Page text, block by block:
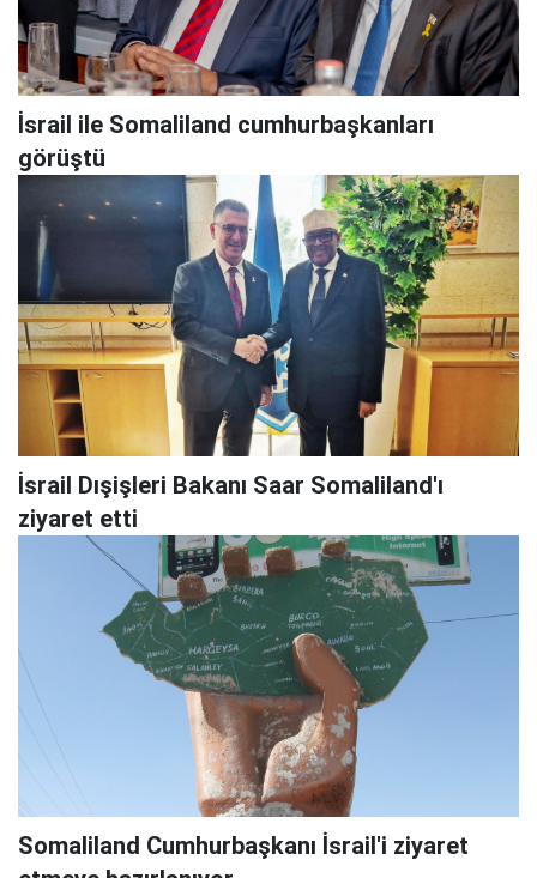
İsrail ile Somaliland cumhurbaşkanları
görüştü
İsrail Dışişleri Bakanı Saar Somaliland'ı
ziyaret etti
Somaliland Cumhurbaşkanı İsrail'i ziyaret